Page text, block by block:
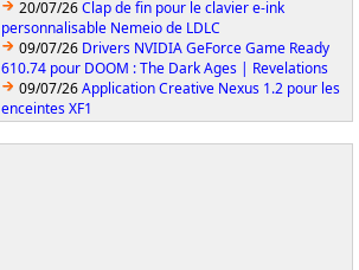
20/07/26Clap de fin pour le clavier e-ink
personnalisable Nemeio de LDLC
09/07/26 Drivers NVIDIA GeForce Game Ready
610.74 pour DOOM : The Dark Ages | Revelations
09/07/26Application Creative Nexus 1.2 pour les
enceintes XF1